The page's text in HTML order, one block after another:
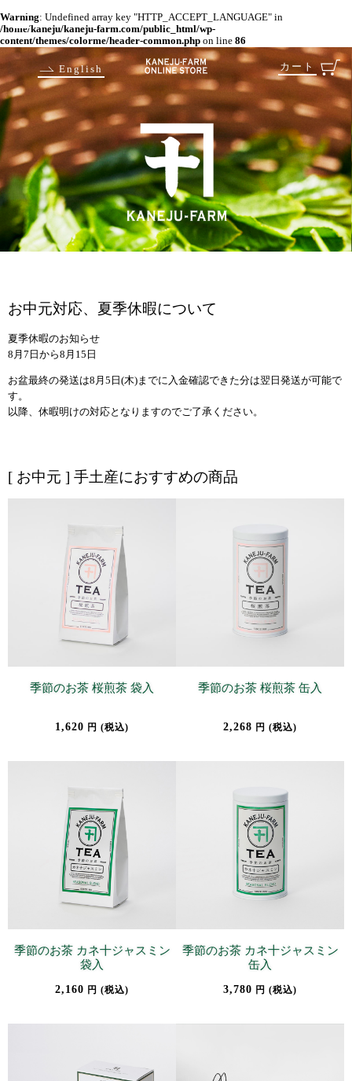
Warning: Undefined array key "HTTP_ACCEPT_LANGUAGE" in
/home/kaneju/kaneju-farm.com/public_html/wp-
content/themes/colorme/header-common.php on line 86
カート
English
お中元対応、夏季休暇について
夏季休暇のお知らせ
8月7日から8月15日
お盆最終の発送は8月5日(木)までに入金確認できた分は翌日発送が可能で
す。
以降、休暇明けの対応となりますのでご了承ください。
[ お中元 ] 手土産におすすめの商品
季節のお茶 桜煎茶 袋入
1,620 円 (税込)
季節のお茶 桜煎茶 缶入
2,268 円 (税込)
季節のお茶 カネ十ジャスミン
袋入
2,160 円 (税込)
季節のお茶 カネ十ジャスミン
缶入
3,780 円 (税込)